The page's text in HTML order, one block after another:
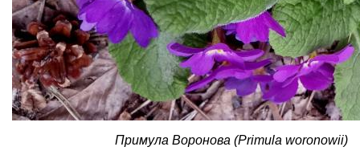
Примула Воронова (Primula woronowii)